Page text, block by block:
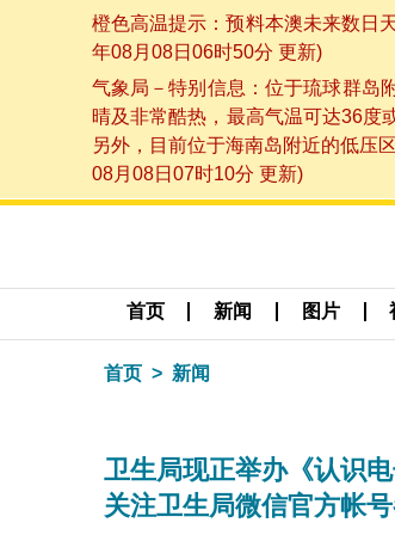
橙色高温提示：预料本澳未来数日
年08月08日06时50分 更新)
气象局－特别信息：位于琉球群岛
晴及非常酷热，最高气温可达36度
另外，目前位于海南岛附近的低压
08月08日07时10分 更新)
首页 新闻 图片
首页 新闻
卫生局现正举办《认识
关注卫生局微信官方帐